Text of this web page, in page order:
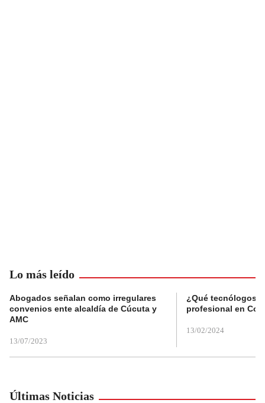
Lo más leído
Abogados señalan como irregulares
convenios ente alcaldía de Cúcuta y
AMC
13/07/2023
¿Qué tecnólogos
profesional en
13/02/2024
Últimas Noticias